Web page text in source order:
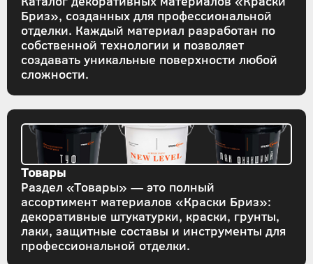
Бриз», созданных для профессиональной
отделки. Каждый материал разработан по
собственной технологии и позволяет
создавать уникальные поверхности любой
сложности.
Товары
Раздел «Товары» — это полный
ассортимент материалов «Краски Бриз»:
декоративные штукатурки, краски, грунты,
лаки, защитные составы и инструменты для
профессиональной отделки.